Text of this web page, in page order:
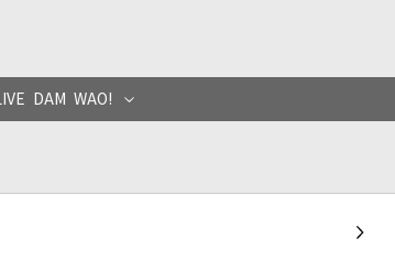
LIVE DAM WAO!